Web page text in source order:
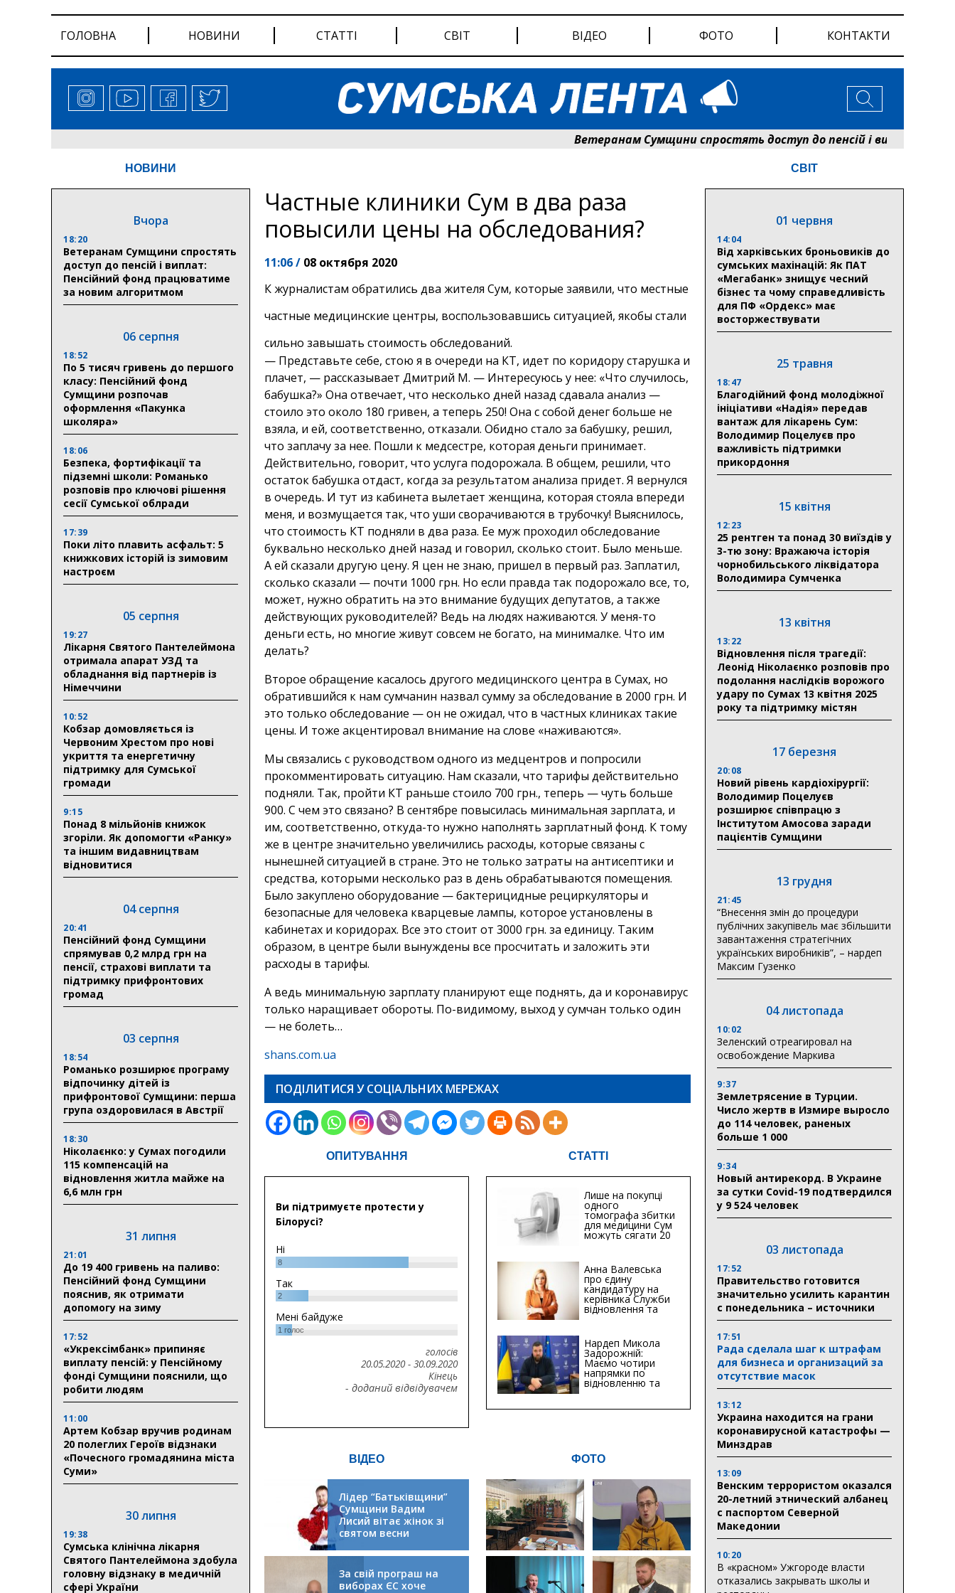
ГОЛОВНА НОВИНИ СТАТТІ СВІТ ВІДЕО ФОТО КОНТАКТИ
Ветеранам Сумщини спростять доступ до пенсій і виплат:
НОВИНИ
Вчора
18:20
Ветеранам Сумщини спростять
доступ до пенсій і виплат:
Пенсійний фонд працюватиме
за новим алгоритмом
06 серпня
18:52
По 5 тисяч гривень до першого
класу: Пенсійний фонд
Сумщини розпочав
оформлення «Пакунка
школяра»
18:06
Безпека, фортифікації та
підземні школи: Романько
розповів про ключові рішення
сесії Сумської облради
17:39
Поки літо плавить асфальт: 5
книжкових історій із зимовим
настроєм
05 серпня
19:27
Лікарня Святого Пантелеймона
отримала апарат УЗД та
обладнання від партнерів із
Німеччини
10:52
Кобзар домовляється із
Червоним Хрестом про нові
укриття та енергетичну
підтримку для Сумської
громади
9:15
Понад 8 мільйонів книжок
згоріли. Як допомогти «Ранку»
та іншим видавництвам
відновитися
04 серпня
20:41
Пенсійний фонд Сумщини
спрямував 0,2 млрд грн на
пенсії, страхові виплати та
підтримку прифронтових
громад
03 серпня
18:54
Романько розширює програму
відпочинку дітей із
прифронтової Сумщини: перша
група оздоровилася в Австрії
18:30
Ніколаєнко: у Сумах погодили
115 компенсацій на
відновлення житла майже на
6,6 млн грн
31 липня
21:01
До 19 400 гривень на паливо:
Пенсійний фонд Сумщини
пояснив, як отримати
допомогу на зиму
17:52
«Укрексімбанк» припиняє
виплату пенсій: у Пенсійному
фонді Сумщини пояснили, що
робити людям
11:00
Артем Кобзар вручив родинам
20 полеглих Героїв відзнаки
«Почесного громадянина міста
Суми»
30 липня
19:38
Сумська клінічна лікарня
Святого Пантелеймона здобула
головну відзнаку в медичній
сфері України
Частные клиники Сум в два раза
повысили цены на обследования?
11:06 / 08 октября 2020
К журналистам обратились два жителя Сум, которые заявили, что местные
частные медицинские центры, воспользовавшись ситуацией, якобы стали
сильно завышать стоимость обследований.
— Представьте себе, стою я в очереди на КТ, идет по коридору старушка и
плачет, — рассказывает Дмитрий М. — Интересуюсь у нее: «Что случилось,
бабушка?» Она отвечает, что несколько дней назад сдавала анализ —
стоило это около 180 гривен, а теперь 250! Она с собой денег больше не
взяла, и ей, соответственно, отказали. Обидно стало за бабушку, решил,
что заплачу за нее. Пошли к медсестре, которая деньги принимает.
Действительно, говорит, что услуга подорожала. В общем, решили, что
остаток бабушка отдаст, когда за результатом анализа придет. Я вернулся
в очередь. И тут из кабинета вылетает женщина, которая стояла впереди
меня, и возмущается так, что уши сворачиваются в трубочку! Выяснилось,
что стоимость КТ подняли в два раза. Ее муж проходил обследование
буквально несколько дней назад и говорил, сколько стоит. Было меньше.
А ей сказали другую цену. Я цен не знаю, пришел в первый раз. Заплатил,
сколько сказали — почти 1000 грн. Но если правда так подорожало все, то,
может, нужно обратить на это внимание будущих депутатов, а также
действующих руководителей? Ведь на людях наживаются. У меня-то
деньги есть, но многие живут совсем не богато, на минималке. Что им
делать?
Второе обращение касалось другого медицинского центра в Сумах, но
обратившийся к нам сумчанин назвал сумму за обследование в 2000 грн. И
это только обследование — он не ожидал, что в частных клиниках такие
цены. И тоже акцентировал внимание на слове «наживаются».
Мы связались с руководством одного из медцентров и попросили
прокомментировать ситуацию. Нам сказали, что тарифы действительно
подняли. Так, пройти КТ раньше стоило 700 грн., теперь — чуть больше
900. С чем это связано? В сентябре повысилась минимальная зарплата, и
им, соответственно, откуда-то нужно наполнять зарплатный фонд. К тому
же в центре значительно увеличились расходы, которые связаны с
нынешней ситуацией в стране. Это не только затраты на антисептики и
средства, которыми несколько раз в день обрабатываются помещения.
Было закуплено оборудование — бактерицидные рециркуляторы и
безопасные для человека кварцевые лампы, которое установлены в
кабинетах и коридорах. Все это стоит от 3000 грн. за единицу. Таким
образом, в центре были вынуждены все просчитать и заложить эти
расходы в тарифы.
А ведь минимальную зарплату планируют еще поднять, да и коронавирус
только наращивает обороты. По-видимому, выход у сумчан только один
— не болеть…
shans.com.ua
ПОДІЛИТИСЯ У СОЦІАЛЬНИХ МЕРЕЖАХ
ОПИТУВАННЯ
Ви підтримуєте протести у
Білорусі?
Ні
8
Так
2
Мені байдуже
1голос
голосів
20.05.2020- 30.09.2020
Кінець
- доданий відвідувачем
СТАТТІ
Лише на покупці
одного
томографа збитки
для медицини Сум
можуть сягати 20
мільйонів гривень
Анна Валевська
про єдину
кандидатуру на
керівника Служби
відновлення та
інфраструктури у
Хіба...
Нардеп Микола
Задорожній:
Маємо чотири
напрямки по
відновленню та
будівництву
інфраструктури
ВІДЕО
Лідер “Батьківщини”
Сумщини Вадим
Лисий вітає жінок зі
святом весни
За свій програш на
виборах ЄС хоче
ФОТО
СВІТ
01 червня
14:04
Від харківських броньовиків до
сумських махінацій: Як ПАТ
«Мегабанк» знищує чесний
бізнес та чому справедливість
для ПФ «Ордекс» має
восторжествувати
25 травня
18:47
Благодійний фонд молодіжної
ініціативи «Надія» передав
вантаж для лікарень Сум:
Володимир Поцелуєв про
важливість підтримки
прикордоння
15 квітня
12:23
25 рентген та понад 30 виїздів у
3-тю зону: Вражаюча історія
чорнобильського ліквідатора
Володимира Сумченка
13 квітня
13:22
Відновлення після трагедії:
Леонід Ніколаєнко розповів про
подолання наслідків ворожого
удару по Сумах 13 квітня 2025
року та підтримку містян
17 березня
20:08
Новий рівень кардіохірургії:
Володимир Поцелуєв
розширює співпрацю з
Інститутом Амосова заради
пацієнтів Сумщини
13 грудня
21:45
“Внесення змін до процедури
публічних закупівель має збільшити
завантаження стратегічних
українських виробників”, – нардеп
Максим Гузенко
04 листопада
10:02
Зеленский отреагировал на
освобождение Маркива
9:37
Землетрясение в Турции.
Число жертв в Измире выросло
до 114 человек, раненых
больше 1 000
9:34
Новый антирекорд. В Украине
за сутки Covid-19 подтвердился
у 9 524 человек
03 листопада
17:52
Правительство готовится
значительно усилить карантин
с понедельника – источники
17:51
Рада сделала шаг к штрафам
для бизнеса и организаций за
отсутствие масок
13:12
Украина находится на грани
коронавирусной катастрофы —
Минздрав
13:09
Венским террористом оказался
20-летний этнический албанец
с паспортом Северной
Македонии
10:20
В «красном» Ужгороде власти
отказались закрывать школы и